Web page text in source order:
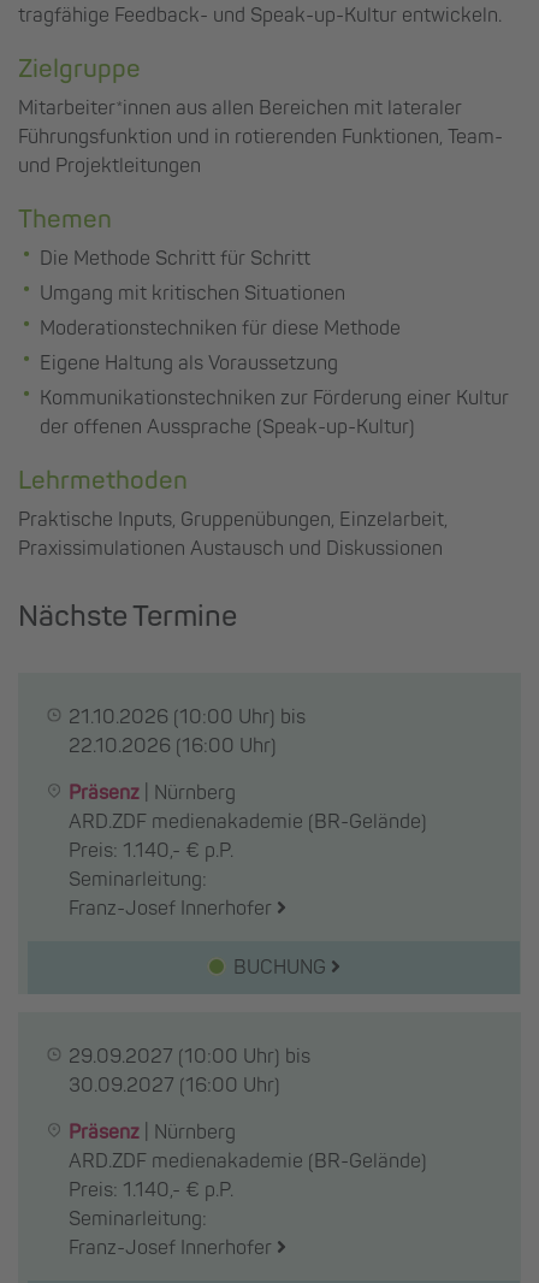
tragfähige Feedback- und Speak-up-Kultur entwickeln.
Zielgruppe
Mitarbeiter*innen aus allen Bereichen mit lateraler
Führungsfunktion und in rotierenden Funktionen, Team-
und Projektleitungen
Themen
Die Methode Schritt für Schritt
Umgang mit kritischen Situationen
Moderationstechniken für diese Methode
Eigene Haltung als Voraussetzung
Kommunikationstechniken zur Förderung einer Kultur
der offenen Aussprache (Speak-up-Kultur)
Lehrmethoden
Praktische Inputs, Gruppenübungen, Einzelarbeit,
Praxissimulationen Austausch und Diskussionen
Nächste Termine
21.10.2026 (10:00 Uhr) bis
22.10.2026 (16:00 Uhr)
Präsenz
Nürnberg
ARD.ZDF medienakademie (BR-Gelände)
Preis: 1.140,- € p.P.
Seminarleitung:
Franz-Josef Innerhofer
BUCHUNG
29.09.2027 (10:00 Uhr) bis
30.09.2027 (16:00 Uhr)
Präsenz
Nürnberg
ARD.ZDF medienakademie (BR-Gelände)
Preis: 1.140,- € p.P.
Seminarleitung:
Franz-Josef Innerhofer